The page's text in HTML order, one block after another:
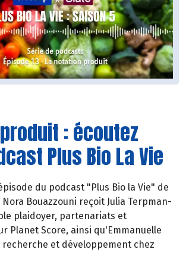
: écoutez
Plus Bio La Vie
du podcast "Plus Bio la Vie" de
Bouazzouni reçoit Julia Terpman-
plaidoyer, partenariats et
Planet Score, ainsi qu'Emmanuelle
recherche et développement chez